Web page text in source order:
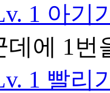
1 아기
데에 1번
1 빨리